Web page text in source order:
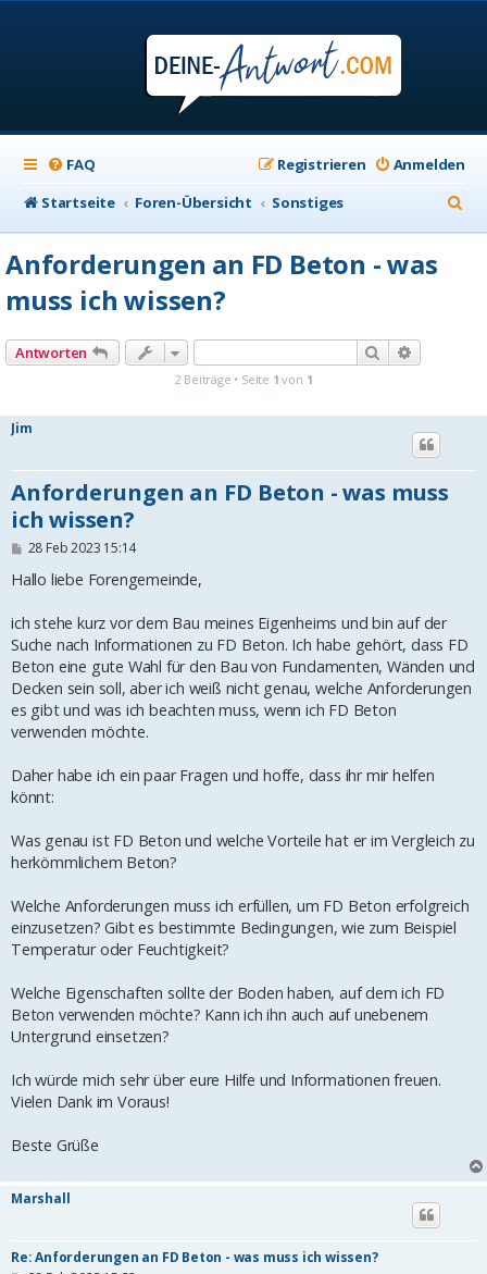
FAQ Anmelden
Registrieren
Startseite
Foren-Übersicht Sonstiges
u
Anforderungen an FD Beton - was
muss ich wissen?
Antworten Suche
2 Beiträge • Seite 1 von 1
Jim
Anforderungen an FD Beton - was muss
ich wissen?
B
i
a
g
28 Feb 2023 15:14
Hallo liebe Forengemeinde,
ich stehe kurz vor dem Bau meines Eigenheims und bin auf der
Suche nach Informationen zu FD Beton. Ich habe gehört, dass FD
Beton eine gute Wahl für den Bau von Fundamenten, Wänden und
Decken sein soll, aber ich weiß nicht genau, welche Anforderungen
es gibt und was ich beachten muss, wenn ich FD Beton
verwenden möchte.
Daher habe ich ein paar Fragen und hoffe, dass ihr mir helfen
könnt:
Was genau ist FD Beton und welche Vorteile hat er im Vergleich zu
herkömmlichem Beton?
Welche Anforderungen muss ich erfüllen, um FD Beton erfolgreich
einzusetzen? Gibt es bestimmte Bedingungen, wie zum Beispiel
Temperatur oder Feuchtigkeit?
Welche Eigenschaften sollte der Boden haben, auf dem ich FD
Beton verwenden möchte? Kann ich ihn auch auf unebenem
Untergrund einsetzen?
Ich würde mich sehr über eure Hilfe und Informationen freuen.
Vielen Dank im Voraus!
Beste Grüße
Marshall
Re: Anforderungen an FD Beton - was muss ich wissen?